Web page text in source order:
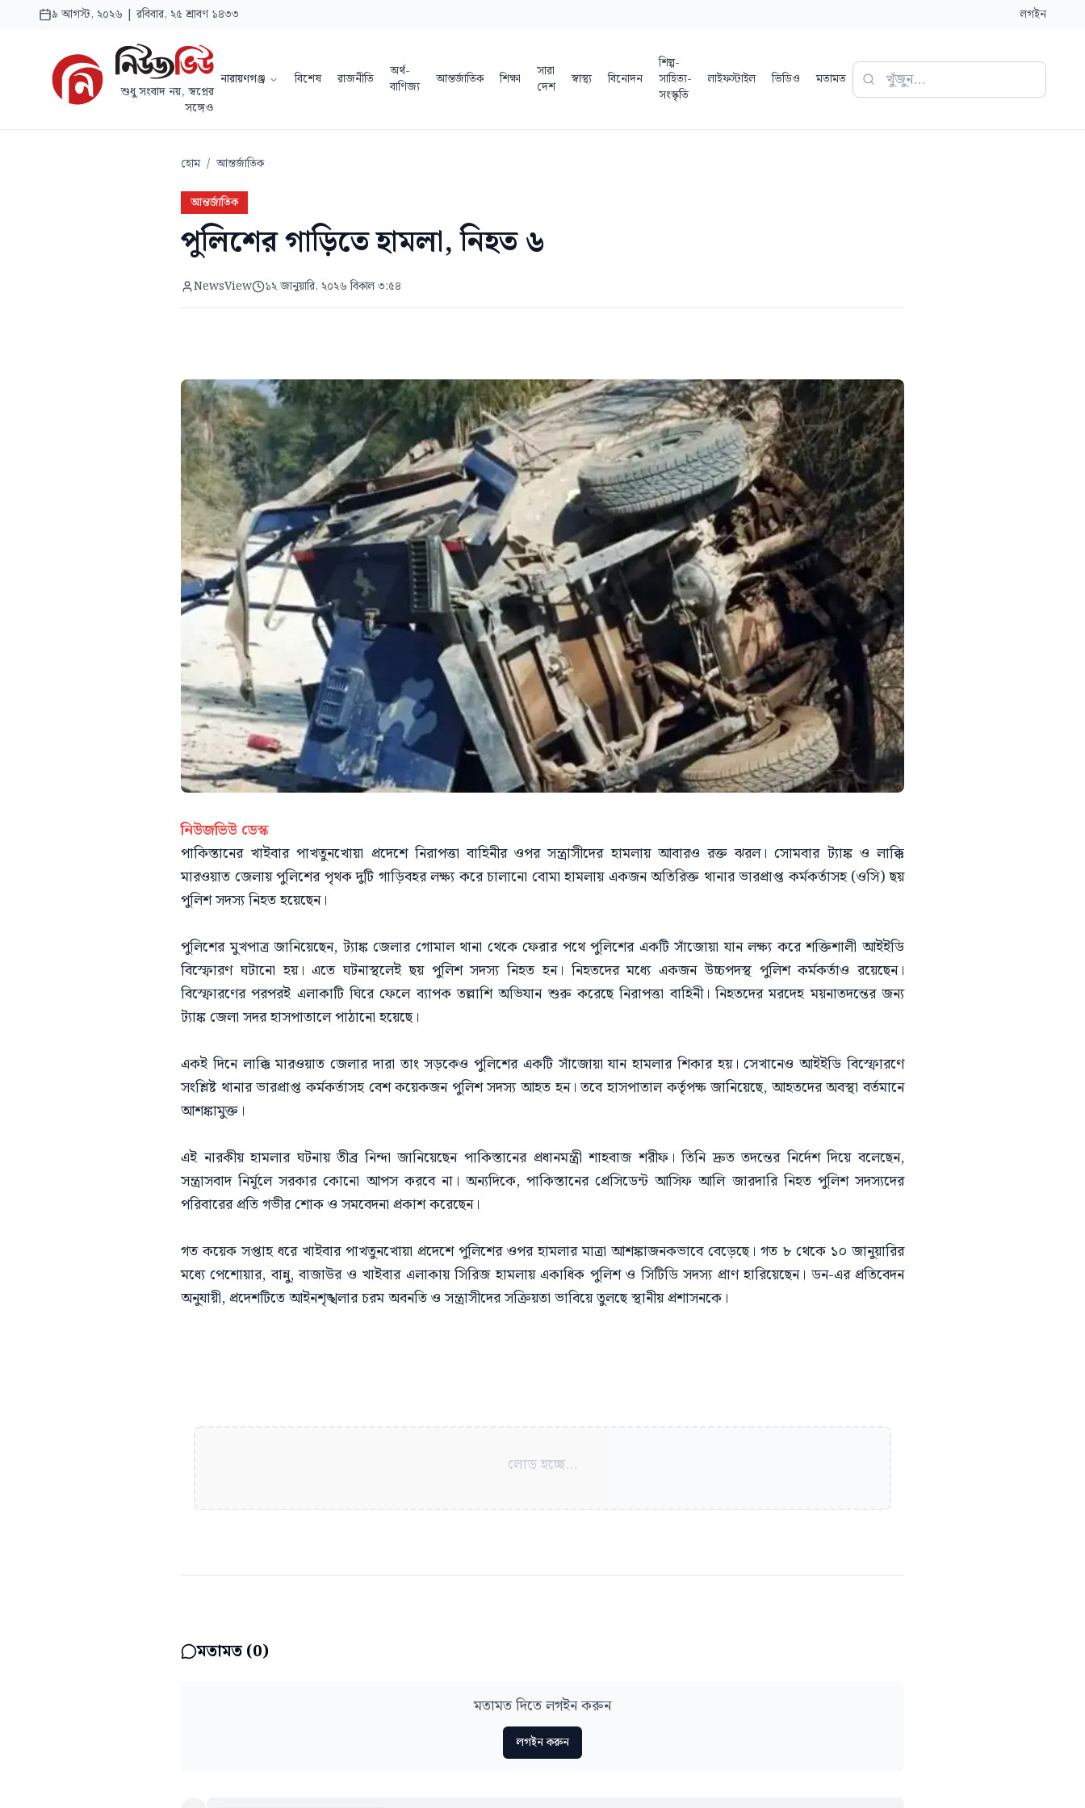
৯ আগস্ট, ২০২৬ | রবিবার, ২৫ শ্রাবণ ১৪৩৩ লগইন
শুধু সংবাদ নয়, স্বপ্নের
সঙ্গেও
নারায়ণগঞ্জ বিশেষ রাজনীতি
অর্থ-
বাণিজ্য
আন্তর্জাতিক শিক্ষা
সারা
দেশ
স্বাস্থ্য বিনোদন
শিল্প-
সাহিত্য-
সংস্কৃতি
লাইফস্টাইল ভিডিও মতামত
হোম / আন্তর্জাতিক
আন্তর্জাতিক
পুলিশের গাড়িতে হামলা, নিহত ৬
NewsView ১২ জানুয়ারি, ২০২৬ বিকাল ৩:৫৪
নিউজভিউ ডেস্ক
পাকিস্তানের খাইবার পাখতুনখোয়া প্রদেশে নিরাপত্তা বাহিনীর ওপর সন্ত্রাসীদের হামলায় আবারও রক্ত ঝরল। সোমবার ট্যাঙ্ক ও লাক্কি
মারওয়াত জেলায় পুলিশের পৃথক দুটি গাড়িবহর লক্ষ্য করে চালানো বোমা হামলায় একজন অতিরিক্ত থানার ভারপ্রাপ্ত কর্মকর্তাসহ (ওসি) ছয়
পুলিশ সদস্য নিহত হয়েছেন।
পুলিশের মুখপাত্র জানিয়েছেন, ট্যাঙ্ক জেলার গোমাল থানা থেকে ফেরার পথে পুলিশের একটি সাঁজোয়া যান লক্ষ্য করে শক্তিশালী আইইডি
বিস্ফোরণ ঘটানো হয়। এতে ঘটনাস্থলেই ছয় পুলিশ সদস্য নিহত হন। নিহতদের মধ্যে একজন উচ্চপদস্থ পুলিশ কর্মকর্তাও রয়েছেন।
বিস্ফোরণের পরপরই এলাকাটি ঘিরে ফেলে ব্যাপক তল্লাশি অভিযান শুরু করেছে নিরাপত্তা বাহিনী। নিহতদের মরদেহ ময়নাতদন্তের জন্য
ট্যাঙ্ক জেলা সদর হাসপাতালে পাঠানো হয়েছে।
একই দিনে লাক্কি মারওয়াত জেলার দারা তাং সড়কেও পুলিশের একটি সাঁজোয়া যান হামলার শিকার হয়। সেখানেও আইইডি বিস্ফোরণে
সংশ্লিষ্ট থানার ভারপ্রাপ্ত কর্মকর্তাসহ বেশ কয়েকজন পুলিশ সদস্য আহত হন। তবে হাসপাতাল কর্তৃপক্ষ জানিয়েছে, আহতদের অবস্থা বর্তমানে
আশঙ্কামুক্ত।
এই নারকীয় হামলার ঘটনায় তীব্র নিন্দা জানিয়েছেন পাকিস্তানের প্রধানমন্ত্রী শাহবাজ শরীফ। তিনি দ্রুত তদন্তের নির্দেশ দিয়ে বলেছেন,
সন্ত্রাসবাদ নির্মূলে সরকার কোনো আপস করবে না। অন্যদিকে, পাকিস্তানের প্রেসিডেন্ট আসিফ আলি জারদারি নিহত পুলিশ সদস্যদের
পরিবারের প্রতি গভীর শোক ও সমবেদনা প্রকাশ করেছেন।
গত কয়েক সপ্তাহ ধরে খাইবার পাখতুনখোয়া প্রদেশে পুলিশের ওপর হামলার মাত্রা আশঙ্কাজনকভাবে বেড়েছে। গত ৮ থেকে ১০ জানুয়ারির
মধ্যে পেশোয়ার, বান্নু, বাজাউর ও খাইবার এলাকায় সিরিজ হামলায় একাধিক পুলিশ ও সিটিডি সদস্য প্রাণ হারিয়েছেন। ডন-এর প্রতিবেদন
অনুযায়ী, প্রদেশটিতে আইনশৃঙ্খলার চরম অবনতি ও সন্ত্রাসীদের সক্রিয়তা ভাবিয়ে তুলছে স্থানীয় প্রশাসনকে।
লোড হচ্ছে...
মতামত (0)
মতামত দিতে লগইন করুন
লগইন করুন